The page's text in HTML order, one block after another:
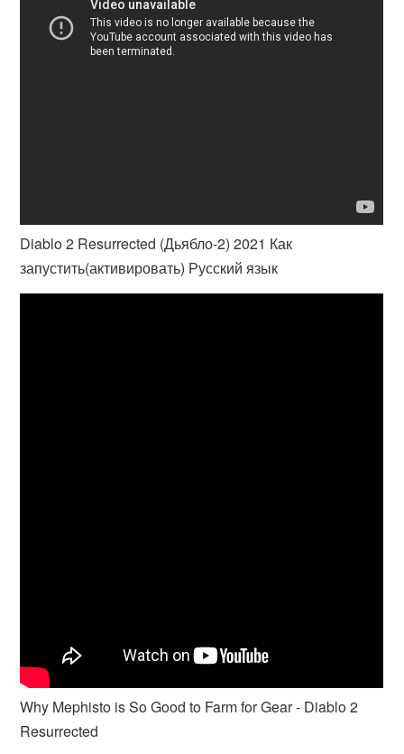
Diablo 2 Resurrected (Дьябло-2) 2021 Как
запустить(активировать) Русский язык
Why Mephisto is So Good to Farm for Gear - Diablo 2
Resurrected